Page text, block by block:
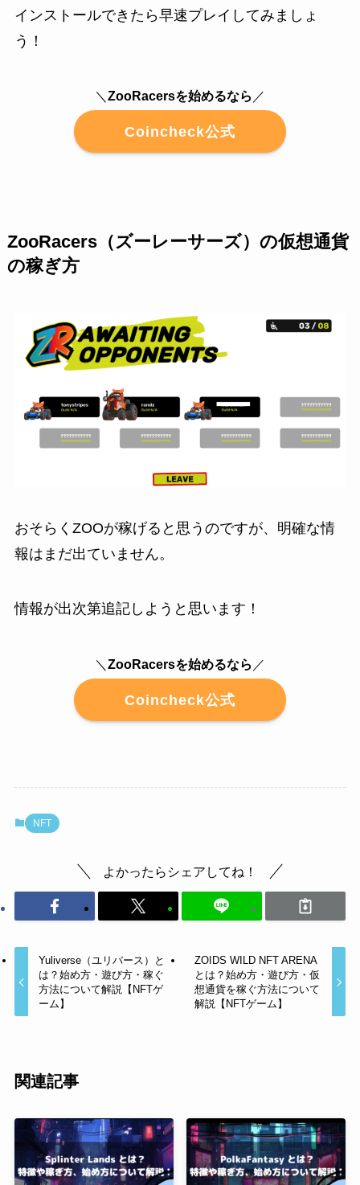
インストールできたら早速プレイしてみましょ
う！
＼ ZooRacersを始めるなら ／
Coincheck公式
ZooRacers（ズーレーサーズ）の仮想通貨
の稼ぎ方
おそらくZOOが稼げると思うのですが、明確な情
報はまだ出ていません。
情報が出次第追記しようと思います！
＼ ZooRacersを始めるなら ／
Coincheck公式
NFT
よかったらシェアしてね！
Yuliverse（ユリバース）と
は？始め方・遊び方・稼ぐ
方法について解説【NFTゲ
ーム】
ZOIDS WILD NFT ARENA
とは？始め方・遊び方・仮
想通貨を稼ぐ方法について
解説【NFTゲーム】
関連記事